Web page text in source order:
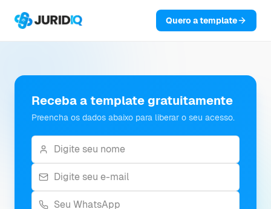
Quero a template
Receba a template gratuitamente
Preencha os dados abaixo para liberar o seu acesso.